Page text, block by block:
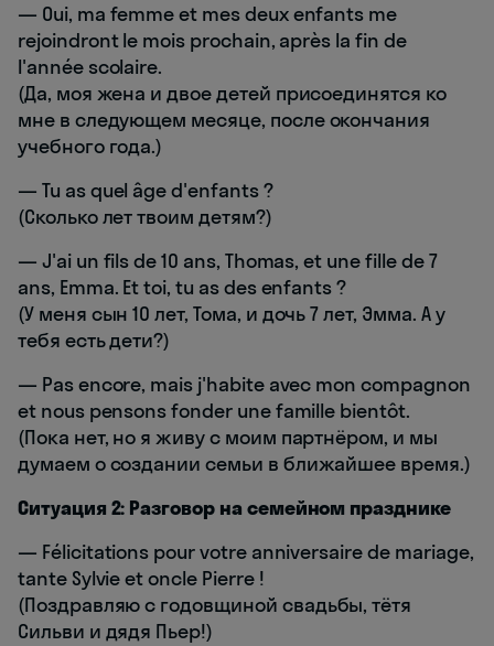
— Oui, ma femme et mes deux enfants me
rejoindront le mois prochain, après la fin de
l'année scolaire.
(Да, моя жена и двое детей присоединятся ко
мне в следующем месяце, после окончания
учебного года.)
— Tu as quel âge d'enfants ?
(Сколько лет твоим детям?)
— J'ai un fils de 10 ans, Thomas, et une fille de 7
ans, Emma. Et toi, tu as des enfants ?
(У меня сын 10 лет, Тома, и дочь 7 лет, Эмма. А у
тебя есть дети?)
— Pas encore, mais j'habite avec mon compagnon
et nous pensons fonder une famille bientôt.
(Пока нет, но я живу с моим партнёром, и мы
думаем о создании семьи в ближайшее время.)
Ситуация 2: Разговор на семейном празднике
— Félicitations pour votre anniversaire de mariage,
tante Sylvie et oncle Pierre !
(Поздравляю с годовщиной свадьбы, тётя
Сильви и дядя Пьер!)